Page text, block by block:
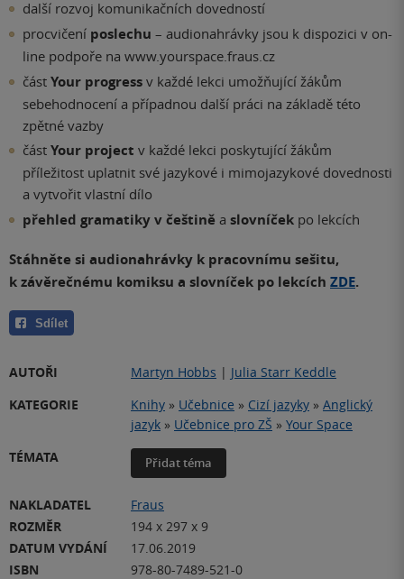
další rozvoj komunikačních dovedností
procvičení poslechu – audionahrávky jsou k dispozici v on-
line podpoře na www.yourspace.fraus.cz
část Your progress v každé lekci umožňující žákům
sebehodnocení a případnou další práci na základě této
zpětné vazby
část Your project v každé lekci poskytující žákům
příležitost uplatnit své jazykové i mimojazykové dovednosti
a vytvořit vlastní dílo
přehled gramatiky v češtině a slovníček po lekcích
Stáhněte si audionahrávky k pracovnímu sešitu,
k závěrečnému komiksu a slovníček po lekcích ZDE.
Sdílet
AUTOŘI Martyn Hobbs | Julia Starr Keddle
KATEGORIE
Knihy » Učebnice » Cizí jazyky » Anglický
jazyk » Učebnice pro ZŠ » Your Space
TÉMATA
Přidat téma
NAKLADATEL
Fraus
ROZMĚR
194 x 297 x 9
DATUM VYDÁNÍ
17.06.2019
ISBN
978-80-7489-521-0